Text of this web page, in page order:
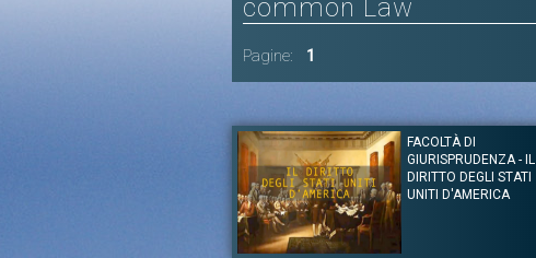
common Law
Pagine: 1
FACOLTÀ DI
GIURISPRUDENZA - IL
DIRITTO DEGLI STATI
UNITI D'AMERICA